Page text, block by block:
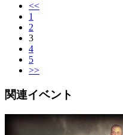
<<
1
2
3
4
5
>>
関連イベント